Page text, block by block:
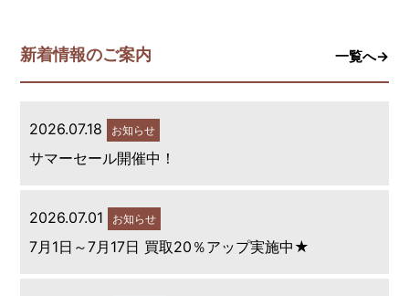
新着情報のご案内 一覧へ→
2026.07.18 お知らせ
サマーセール開催中！
2026.07.01 お知らせ
7月1日～7月17日 買取20％アップ実施中★